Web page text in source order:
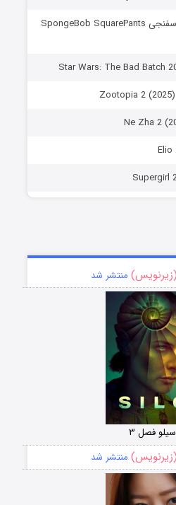
دانلود فصل پانزدهم باب اسفنجی SpongeBob SquarePants
منتشر شد
سیلو فصل ۳
منتشر شد